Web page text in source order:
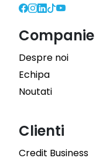
Companie
Despre noi
Echipa
Noutati
Clienti
Credit Business